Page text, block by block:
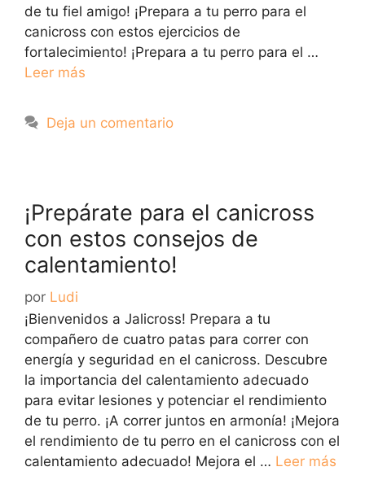
de tu fiel amigo! ¡Prepara a tu perro para el
canicross con estos ejercicios de
fortalecimiento! ¡Prepara a tu perro para el …
Leer más
Deja un comentario
¡Prepárate para el canicross
con estos consejos de
calentamiento!
por Ludi
¡Bienvenidos a Jalicross! Prepara a tu
compañero de cuatro patas para correr con
energía y seguridad en el canicross. Descubre
la importancia del calentamiento adecuado
para evitar lesiones y potenciar el rendimiento
de tu perro. ¡A correr juntos en armonía! ¡Mejora
el rendimiento de tu perro en el canicross con el
calentamiento adecuado! Mejora el … Leer más